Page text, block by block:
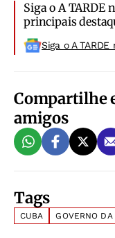
Siga o A TARDE
principais
Siga o A
Compartilhe
amigos
Tags
CUBA GOVERNO